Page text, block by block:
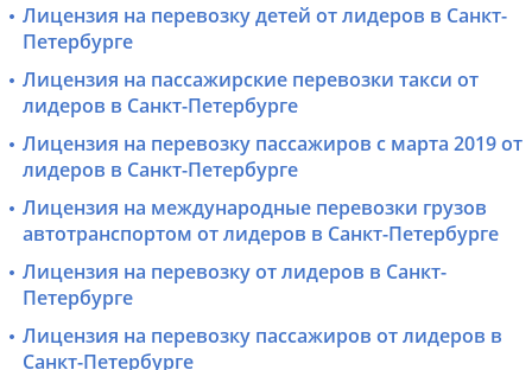
Лицензия на перевозку детей от лидеров в Санкт-
Петербурге
Лицензия на пассажирские перевозки такси от
лидеров в Санкт-Петербурге
Лицензия на перевозку пассажиров с марта 2019 от
лидеров в Санкт-Петербурге
Лицензия на международные перевозки грузов
автотранспортом от лидеров в Санкт-Петербурге
Лицензия на перевозку от лидеров в Санкт-
Петербурге
Лицензия на перевозку пассажиров от лидеров в
Санкт-Петербурге